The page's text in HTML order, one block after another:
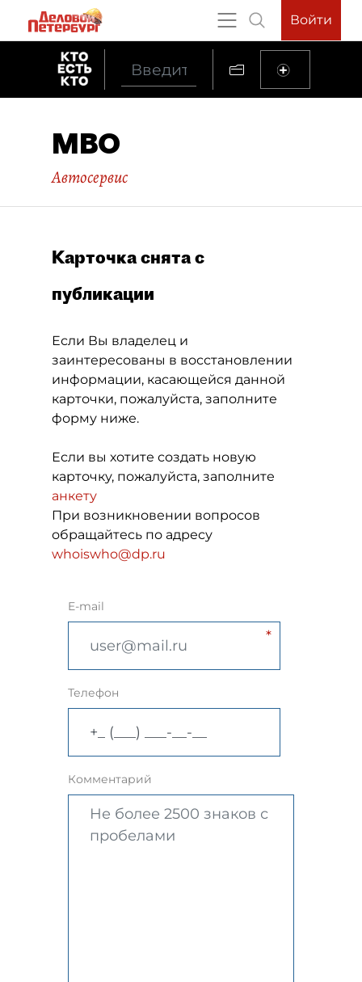
Войти
МВО
Автосервис
Карточка снята с
публикации
Если Вы владелец и
заинтересованы в восстановлении
информации, касающейся данной
карточки, пожалуйста, заполните
форму ниже.
Если вы хотите создать новую
карточку, пожалуйста, заполните
анкету
При возникновении вопросов
обращайтесь по адресу
whoiswho@dp.ru
E-mail
Телефон
Комментарий